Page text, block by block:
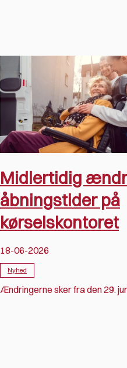
Midlertidig
åbningstider på
kørselskontoret
18-06-2026
Nyhed
Ændringerne sker fra den 29.